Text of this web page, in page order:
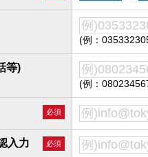
(例：
等)
(例：
必須
入力 必須